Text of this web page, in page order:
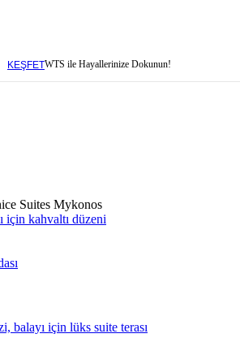
KEŞFETWTS ile Hayallerinize Dokunun!
Suites Mykonos